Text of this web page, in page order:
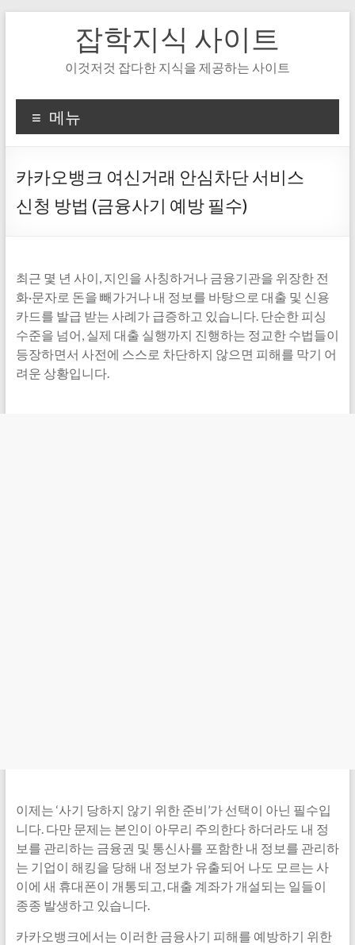
잡학지식 사이트
이것저것 잡다한 지식을 제공하는 사이트
메뉴
카카오뱅크 여신거래 안심차단 서비스
신청 방법 (금융사기 예방 필수)
최근 몇 년 사이, 지인을 사칭하거나 금융기관을 위장한 전
화·문자로 돈을 빼가거나 내 정보를 바탕으로 대출 및 신용
카드를 발급 받는 사례가 급증하고 있습니다. 단순한 피싱
수준을 넘어, 실제 대출 실행까지 진행하는 정교한 수법들이
등장하면서 사전에 스스로 차단하지 않으면 피해를 막기 어
려운 상황입니다.
이제는 ‘사기 당하지 않기 위한 준비’가 선택이 아닌 필수입
니다. 다만 문제는 본인이 아무리 주의한다 하더라도 내 정
보를 관리하는 금융권 및 통신사를 포함한 내 정보를 관리하
는 기업이 해킹을 당해 내 정보가 유출되어 나도 모르는 사
이에 새 휴대폰이 개통되고, 대출 계좌가 개설되는 일들이
종종 발생하고 있습니다.
카카오뱅크에서는 이러한 금융사기 피해를 예방하기 위한